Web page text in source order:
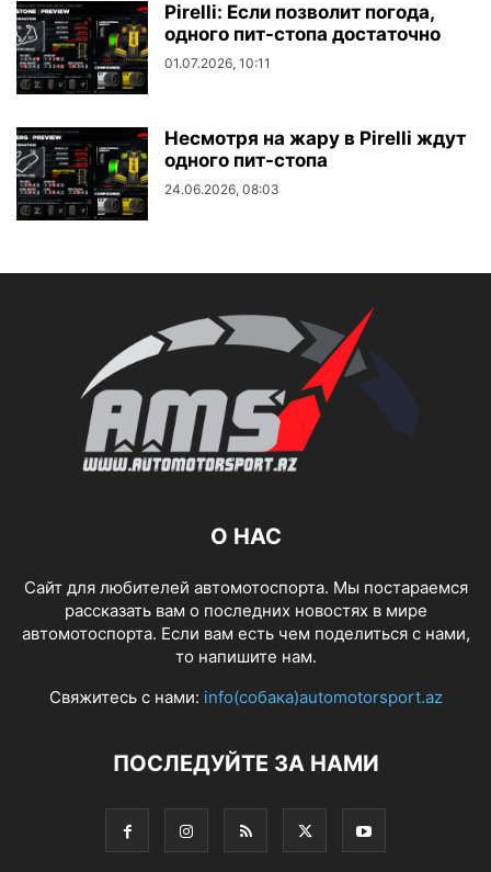
Pirelli: Если позволит погода,
одного пит-стопа достаточно
01.07.2026, 10:11
Несмотря на жару в Pirelli ждут
одного пит-стопа
24.06.2026, 08:03
О НАС
Сайт для любителей автомотоспорта. Мы постараемся
рассказать вам о последних новостях в мире
автомотоспорта. Если вам есть чем поделиться с нами,
то напишите нам.
Свяжитесь с нами: info(собака)automotorsport.az
ПОСЛЕДУЙТЕ ЗА НАМИ